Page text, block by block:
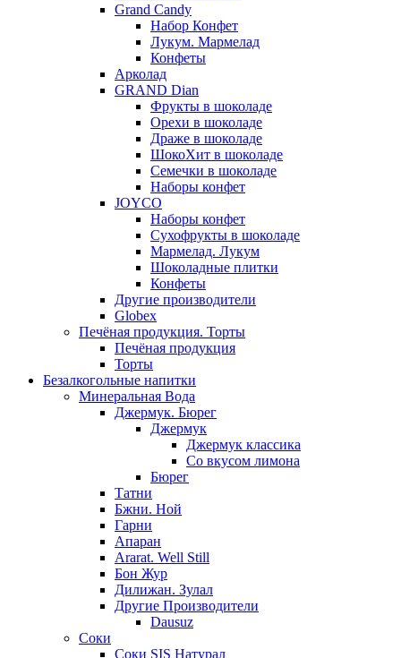
Grand Candy
Набор Конфет
Лукум. Мармелад
Конфеты
Арколад
GRAND Dian
Фрукты в шоколаде
Орехи в шоколаде
Драже в шоколаде
ШокоХит в шоколаде
Семечки в шоколаде
Наборы конфет
JOYCO
Наборы конфет
Сухофрукты в шоколаде
Мармелад. Лукум
Шоколадные плитки
Конфеты
Другие производители
Globex
Печёная продукция. Торты
Печёная продукция
Торты
Безалкогольные напитки
Минеральная Вода
Джермук. Бюрег
Джермук
Джермук классика
Со вкусом лимона
Бюрег
Татни
Бжни. Ной
Гарни
Апаран
Ararat. Well Still
Бон Жур
Дилижан. Зулал
Другие Производители
Dausuz
Соки
Соки SIS Натурал